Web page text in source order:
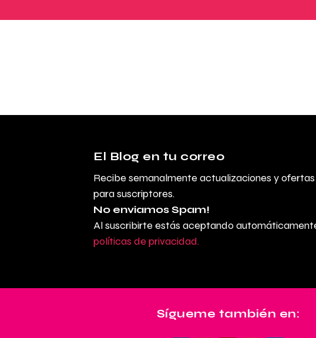
El Blog en tu correo
Recibe semanalmente actualizaciones y
para suscriptores.
No enviamos Spam!
Al suscribirte estás aceptando
políticas de privacidad.
Sígueme también en: